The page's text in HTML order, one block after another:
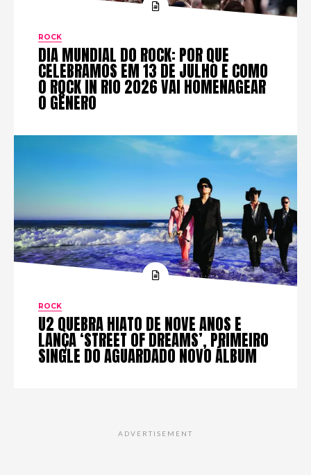
ROCK
DIA MUNDIAL DO ROCK: POR QUE
CELEBRAMOS EM 13 DE JULHO E COMO
O ROCK IN RIO 2026 VAI HOMENAGEAR
O GÊNERO
ROCK
U2 QUEBRA HIATO DE NOVE ANOS E
LANÇA ‘STREET OF DREAMS’, PRIMEIRO
SINGLE DO AGUARDADO NOVO ÁLBUM
ADVERTISEMENT